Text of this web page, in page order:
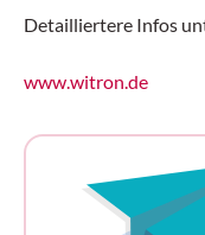
seine
errichtet und
Allzeit-Hoch
vor Zinsen
deutlich auf
der
Detailliertere Infos
www.witron.de